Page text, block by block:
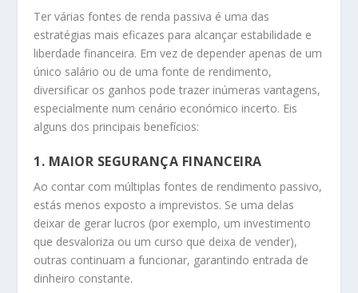
Ter várias fontes de renda passiva é uma das
estratégias mais eficazes para alcançar estabilidade e
liberdade financeira. Em vez de depender apenas de um
único salário ou de uma fonte de rendimento,
diversificar os ganhos pode trazer inúmeras vantagens,
especialmente num cenário económico incerto. Eis
alguns dos principais benefícios:
1. MAIOR SEGURANÇA FINANCEIRA
Ao contar com múltiplas fontes de rendimento passivo,
estás menos exposto a imprevistos. Se uma delas
deixar de gerar lucros (por exemplo, um investimento
que desvaloriza ou um curso que deixa de vender),
outras continuam a funcionar, garantindo entrada de
dinheiro constante.